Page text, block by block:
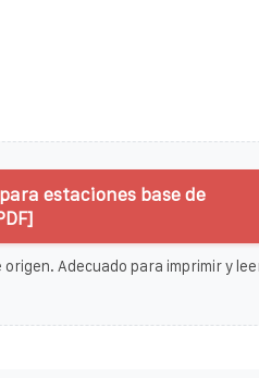
estaciones base de
Adecuado para imprimir y